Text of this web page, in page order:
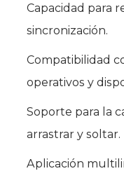
Capacidad para
sincronización.
Compatibilidad
operativos y
Soporte para la
arrastrar y soltar.
Aplicación